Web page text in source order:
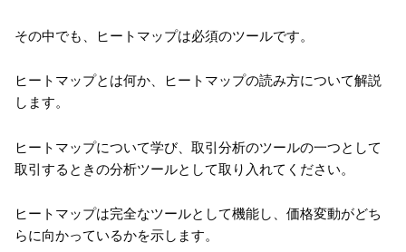
その中でも、ヒートマップは必須のツールです。
ヒートマップとは何か、ヒートマップの読み方について解説
します。
ヒートマップについて学び、取引分析のツールの一つとして
取引するときの分析ツールとして取り入れてください。
ヒートマップは完全なツールとして機能し、価格変動がどち
らに向かっているかを示します。